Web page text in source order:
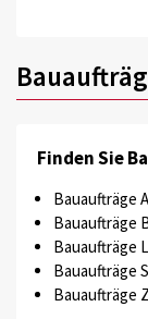
Finden Sie
Bauaufträge
Bauaufträge
Bauaufträge
Bauaufträge
Bauaufträge